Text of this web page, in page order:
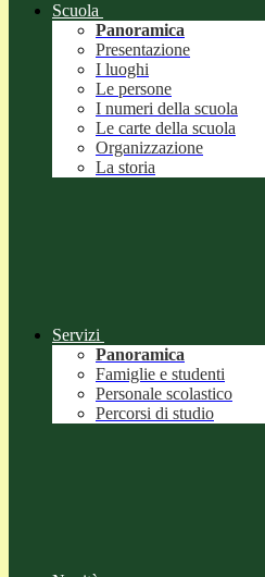
Scuola
Panoramica
Presentazione
I luoghi
Le persone
I numeri della scuola
Le carte della scuola
Organizzazione
La storia
Servizi
Panoramica
Famiglie e studenti
Personale scolastico
Percorsi di studio